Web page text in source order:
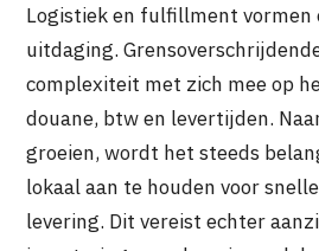
Logistiek en fulfillment vormen
uitdaging.
complexiteit met zich mee op
douane, btw en levertijden.
groeien, wordt het steeds
lokaal aan te houden voor
levering. Dit vereist echter